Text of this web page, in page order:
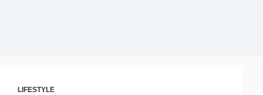
LIFESTYLE